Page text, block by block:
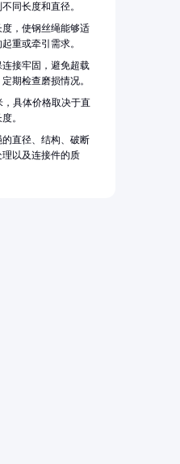
同长度和直径。
，使钢丝绳能够适
重或牵引需求。
接牢固，避免超载
期检查磨损情况。
，具体价格取决于直
。
的直径、结构、破断
以及连接件的质